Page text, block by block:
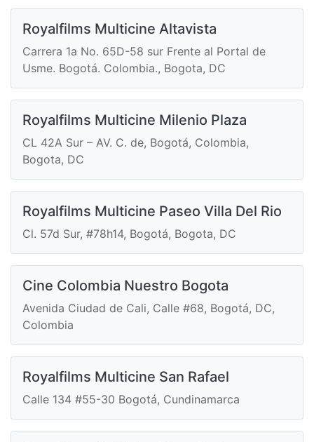
Royalfilms Multicine Altavista
Carrera 1a No. 65D-58 sur Frente al Portal de
Usme. Bogotá. Colombia., Bogota, DC
Royalfilms Multicine Milenio Plaza
CL 42A Sur – AV. C. de, Bogotá, Colombia,
Bogota, DC
Royalfilms Multicine Paseo Villa Del Rio
Cl. 57d Sur, #78h14, Bogotá, Bogota, DC
Cine Colombia Nuestro Bogota
Avenida Ciudad de Cali, Calle #68, Bogotá, DC,
Colombia
Royalfilms Multicine San Rafael
Calle 134 #55-30 Bogotá, Cundinamarca